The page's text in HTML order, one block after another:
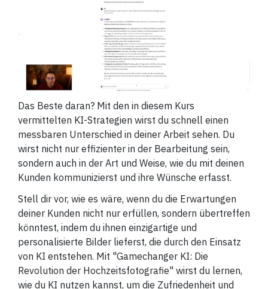
Das Beste daran? Mit den in diesem Kurs
vermittelten KI-Strategien wirst du schnell einen
messbaren Unterschied in deiner Arbeit sehen. Du
wirst nicht nur effizienter in der Bearbeitung sein,
sondern auch in der Art und Weise, wie du mit deinen
Kunden kommunizierst und ihre Wünsche erfasst.
Stell dir vor, wie es wäre, wenn du die Erwartungen
deiner Kunden nicht nur erfüllen, sondern übertreffen
könntest, indem du ihnen einzigartige und
personalisierte Bilder lieferst, die durch den Einsatz
von KI entstehen. Mit "Gamechanger KI: Die
Revolution der Hochzeitsfotografie" wirst du lernen,
wie du KI nutzen kannst, um die Zufriedenheit und